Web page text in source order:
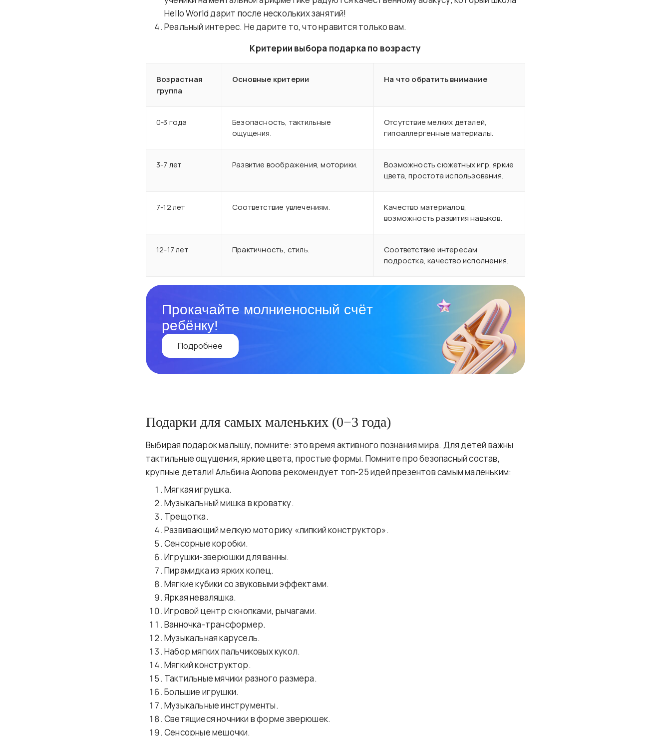
Hello World дарит после нескольких занятий!
Реальный интерес. Не дарите то, что нравится только вам.
Критерии выбора подарка по возрасту
Возрастная
группа
Основные критерии На что обратить внимание
0-3 года
Безопасность, тактильные
ощущения.
Отсутствие мелких деталей,
гипоаллергенные материалы.
3-7 лет Развитие воображения, моторики.
Возможность сюжетных игр, яркие
цвета, простота использования.
7-12 лет Соответствие увлечениям.
Качество материалов,
возможность развития навыков.
12-17 лет Практичность, стиль.
Соответствие интересам
подростка, качество исполнения.
Прокачайте молниеносный счёт
ребёнку!
Подробнее
Подарки для самых маленьких (0−3 года)
Выбирая подарок малышу, помните: это время активного познания мира. Для детей важны
тактильные ощущения, яркие цвета, простые формы. Помните про безопасный состав,
крупные детали! Альбина Аюпова рекомендует топ-25 идей презентов самым маленьким:
Мягкая игрушка.
Музыкальный мишка в кроватку.
Трещотка.
Развивающий мелкую моторику «липкий конструктор».
Сенсорные коробки.
Игрушки-зверюшки для ванны.
Пирамидка из ярких колец.
Мягкие кубики со звуковыми эффектами.
Яркая неваляшка.
Игровой центр с кнопками, рычагами.
Ванночка-трансформер.
Музыкальная карусель.
Набор мягких пальчиковых кукол.
Мягкий конструктор.
Тактильные мячики разного размера.
Большие игрушки.
Музыкальные инструменты.
Светящиеся ночники в форме зверюшек.
Сенсорные мешочки.